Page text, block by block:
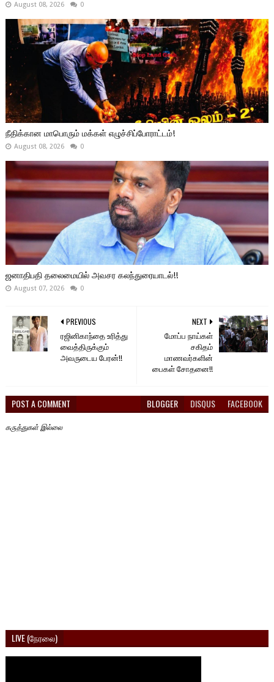
August 08, 2026 0
நீதிக்கான மாபொரும் மக்கள் எழுச்சிப்போராட்டம்!
August 08, 2026 0
ஜனாதிபதி தலைமையில் அவசர கலந்துரையாடல்!!
August 07, 2026 0
NEXT
மோப்ப நாய்கள்
சகிதம்
மாணவர்களின்
பைகள் சோதனை!!
PREVIOUS
ரஜினிகாந்தை உரித்து
வைத்திருக்கும்
அவருடைய பேரன்!!
POST A COMMENT BLOGGER DISQUS FACEBOOK
கருத்துகள் இல்லை
LIVE (நேரலை)